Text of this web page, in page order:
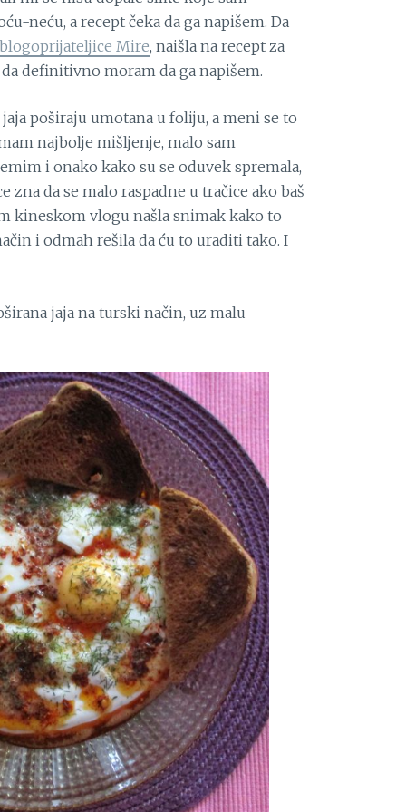
neću, a recept čeka da ga napišem. Da
Mire, naišla na recept za
da definitivno moram da ga napišem.
poširaju umotana u foliju, a meni se to
najbolje mišljenje, malo sam
i onako kako su se oduvek spremala,
zna da se malo raspadne u tračice ako baš
kineskom vlogu našla snimak kako to
i odmah rešila da ću to uraditi tako. I
jaja na turski način, uz malu